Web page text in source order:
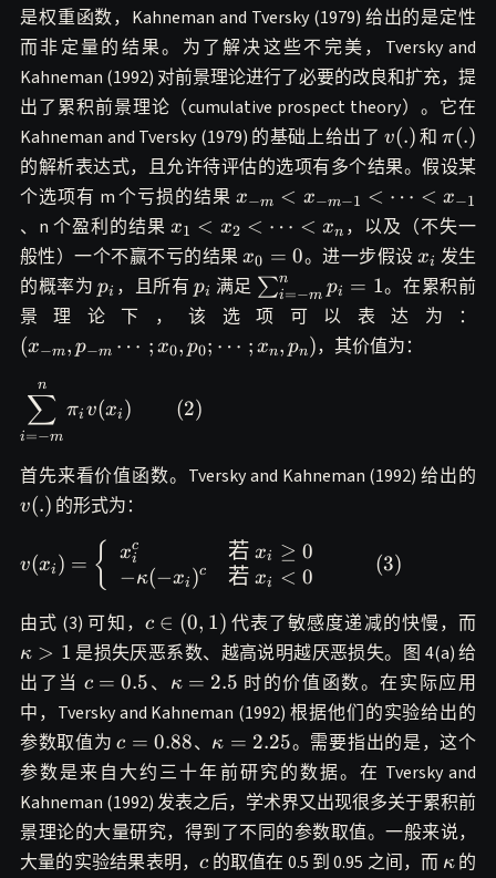
是权重函数，Kahneman and Tversky (1979) 给出的是定性
而非定量的结果。为了解决这些不完美，Tversky and
Kahneman (1992) 对前景理论进行了必要的改良和扩充，提
出了累积前景理论（cumulative prospect theory）。它在
Kahneman and Tversky (1979) 的基础上给出了 v(.)
v(.)和\pi(.)
π(.)
的解析表达式，且允许待评估的选项有多个结果。假设某
个选项有 m 个亏损的结果 x_{−m} <
x_{−m−1}
< \cdots <
x_{-1}
x−m < x−m−1 < ⋯ < x−1
、n 个盈利的结果 x_1 <
x_2 <
\cdots
< x_n
x1 < x2 < ⋯ < xn ，以及（不失一
般性）一个不赢不亏的结果x_0=0
x0 = 0。进一步假设x_i
xi 发生
的概率为p_i
pi ，且所有p_i
pi 满足 \sum_{i=-
m}^n
p_i=1
∑i=−m
n pi = 1。在累积前
景理论下，该选项可以表达为：
(x−m, p−m ⋯ ; x0, p0; ⋯ ; xn, pn)，其价值为：
\displaystyle\sum_{i=-
m}^{n}\pi_{i}v(x_i)~~~~~~~~
(2)
i=−m
∑
n
πi v(xi ) (2)
首先来看价值函数。Tversky and Kahneman (1992) 给出的
v(.) 的形式为：
v(x_i)=\left\{\begin{array}
{ll}\displaystyle x_i^{c}&\text{若
x_i)^{c}&\text{若
}x_i<0\end{array}\right.~~~~~~~~
(3)
v(xi ) = { xi
c
−κ(−xi )c
若 xi ≥ 0
若 xi < 0
(3)
由式 (3) 可知， c\in(0,1)
c ∈ (0, 1) 代表了敏感度递减的快慢，而
κ > 1 是损失厌恶系数、越高说明越厌恶损失。图 4(a) 给
出了当 c=0.5
c = 0.5、 \kappa=2.5
κ = 2.5 时的价值函数。在实际应用
中，Tversky and Kahneman (1992) 根据他们的实验给出的
参数取值为c=0.88
c = 0.88、 \kappa=2.25
κ = 2.25。需要指出的是，这个
参数是来自大约三十年前研究的数据。在 Tversky and
Kahneman (1992) 发表之后，学术界又出现很多关于累积前
景理论的大量研究，得到了不同的参数取值。一般来说，
大量的实验结果表明，c
c 的取值在 0.5 到 0.95 之间，而 κ的